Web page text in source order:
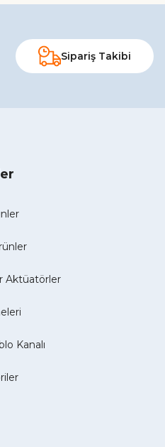
Sipariş Takibi
Aktüatörler
Kanalı